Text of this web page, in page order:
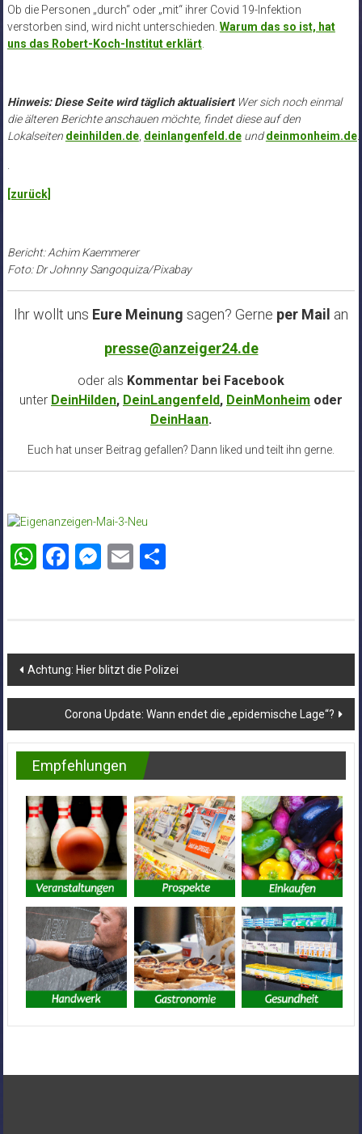
Ob die Personen „durch“ oder „mit“ ihrer Covid 19-Infektion
verstorben sind, wird nicht unterschieden. Warum das so ist, hat
uns das Robert-Koch-Institut erklärt.
Hinweis: Diese Seite wird täglich aktualisiert Wer sich noch einmal
die älteren Berichte anschauen möchte, findet diese auf den
Lokalseiten deinhilden.de, deinlangenfeld.deunddeinmonheim.de.
[zurück]
Bericht: Achim Kaemmerer
Foto: Dr Johnny Sangoquiza/Pixabay
Ihr wollt uns Eure Meinung sagen? Gerne per Mail an
presse@anzeiger24.de
oder als Kommentar bei Facebook
unter DeinHilden, DeinLangenfeld, DeinMonheim oder
DeinHaan.
Euch hat unser Beitrag gefallen? Dann liked und teilt ihn gerne.
WhatsApp
Facebook
Messenger
EmailTeilen
Beitragsnavigation
Achtung: Hier blitzt die Polizei
Corona Update: Wann endet die „epidemische Lage“?
Empfehlungen